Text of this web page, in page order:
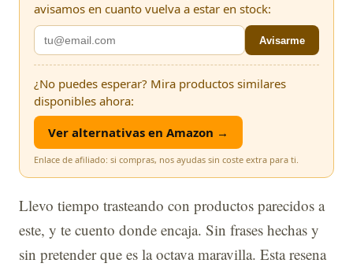
avisamos en cuanto vuelva a estar en stock:
Avisarme
¿No puedes esperar? Mira productos similares
disponibles ahora:
Ver alternativas en Amazon →
Enlace de afiliado: si compras, nos ayudas sin coste extra para ti.
Llevo tiempo trasteando con productos parecidos a
este, y te cuento donde encaja. Sin frases hechas y
sin pretender que es la octava maravilla. Esta resena